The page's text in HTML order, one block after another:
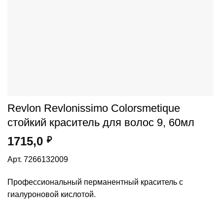
Revlon Revlonissimo Colorsmetique
стойкий краситель для волос 9, 60мл
1715,0 ₽
Арт. 7266132009
Профессиональный перманентный краситель с
гиалуроновой кислотой.